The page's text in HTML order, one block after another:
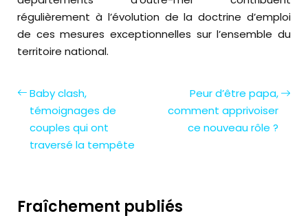
régulièrement à l’évolution de la doctrine d’emploi
de ces mesures exceptionnelles sur l’ensemble du
territoire national.
Baby clash,
témoignages de
couples qui ont
traversé la tempête
Peur d’être papa,
comment apprivoiser
ce nouveau rôle ?
Fraîchement publiés